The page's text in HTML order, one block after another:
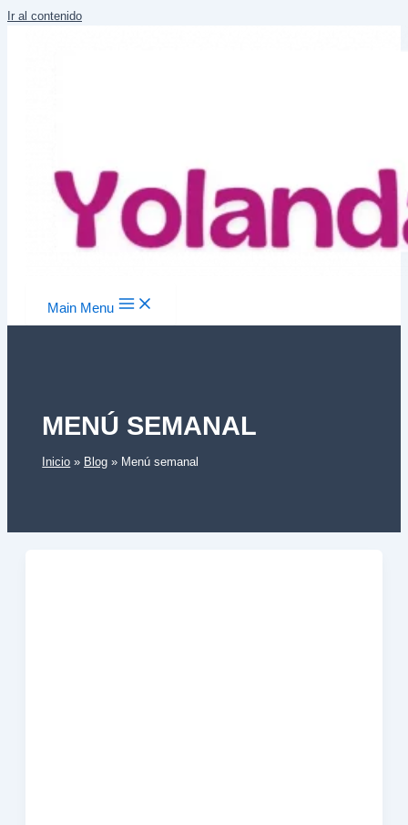
Ir al contenido
Main Menu
MENÚ SEMANAL
Inicio Blog Menú semanal